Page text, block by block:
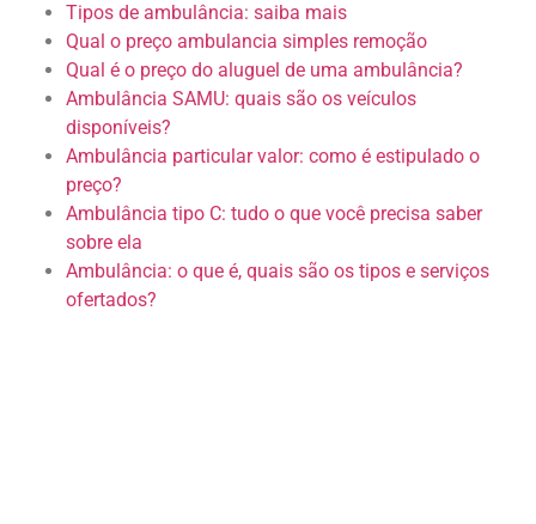
Tipos de ambulância: saiba mais
Qual o preço ambulancia simples remoção
Qual é o preço do aluguel de uma ambulância?
Ambulância SAMU: quais são os veículos
disponíveis?
Ambulância particular valor: como é estipulado o
preço?
Ambulância tipo C: tudo o que você precisa saber
sobre ela
Ambulância: o que é, quais são os tipos e serviços
ofertados?